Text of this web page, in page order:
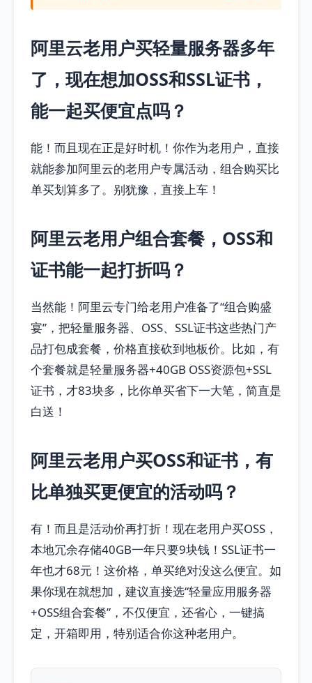
阿里云老用户买轻量服务器多年
了，现在想加OSS和SSL证书，
能一起买便宜点吗？
能！而且现在正是好时机！你作为老用户，直接
就能参加阿里云的老用户专属活动，组合购买比
单买划算多了。别犹豫，直接上车！
阿里云老用户组合套餐，OSS和
证书能一起打折吗？
当然能！阿里云专门给老用户准备了“组合购盛
宴”，把轻量服务器、OSS、SSL证书这些热门产
品打包成套餐，价格直接砍到地板价。比如，有
个套餐就是轻量服务器+40GB OSS资源包+SSL
证书，才83块多，比你单买省下一大笔，简直是
白送！
阿里云老用户买OSS和证书，有
比单独买更便宜的活动吗？
有！而且是活动价再打折！现在老用户买OSS，
本地冗余存储40GB一年只要9块钱！SSL证书一
年也才68元！这价格，单买绝对没这么便宜。如
果你现在就想加，建议直接选“轻量应用服务器
+OSS组合套餐”，不仅便宜，还省心，一键搞
定，开箱即用，特别适合你这种老用户。